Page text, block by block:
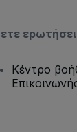
Κέντρο